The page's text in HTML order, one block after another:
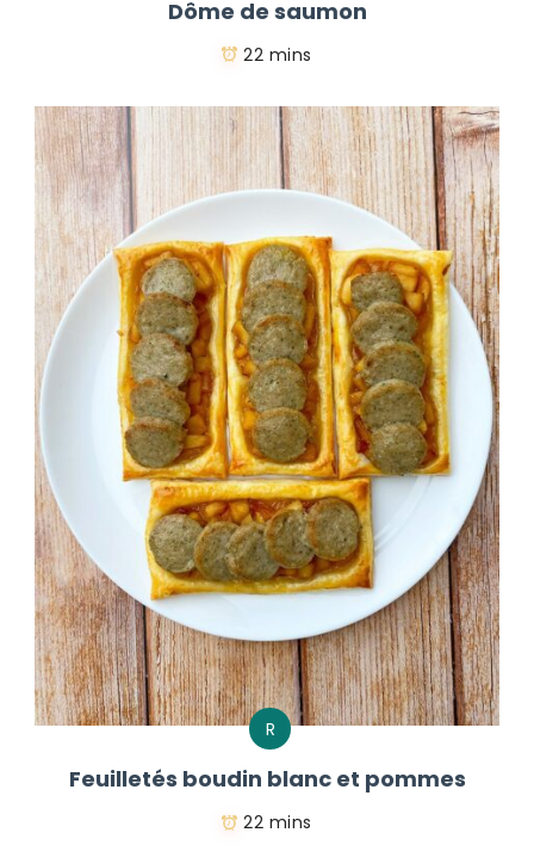
Dôme de saumon
22 mins
R
Feuilletés boudin blanc et pommes
22 mins